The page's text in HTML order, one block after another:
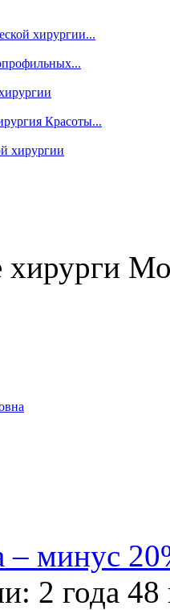
хирургии...
Красоты...
хирургии
хирурги
– минус
2 года 48